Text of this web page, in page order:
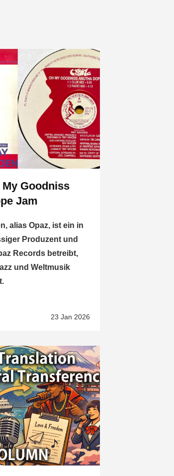
My Goodniss
Jam
alias Opaz, ist ein in
Produzent und
Records betreibt,
und Weltmusik
23 Jan 2026